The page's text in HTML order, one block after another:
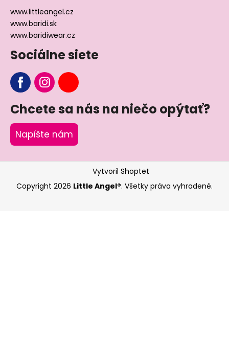
www.littleangel.cz
www.baridi.sk
www.baridiwear.cz
Sociálne siete
Chcete sa nás na niečo opýtať?
Napíšte nám
Vytvoril Shoptet
Copyright 2026 Little Angel®. Všetky práva vyhradené.